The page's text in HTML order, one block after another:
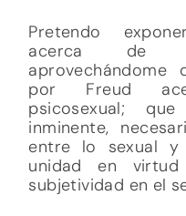
Pretendo
acerca de la
por Freud
psicosexual;
inminente,
entre lo sexual
unidad en
subjetividad en el